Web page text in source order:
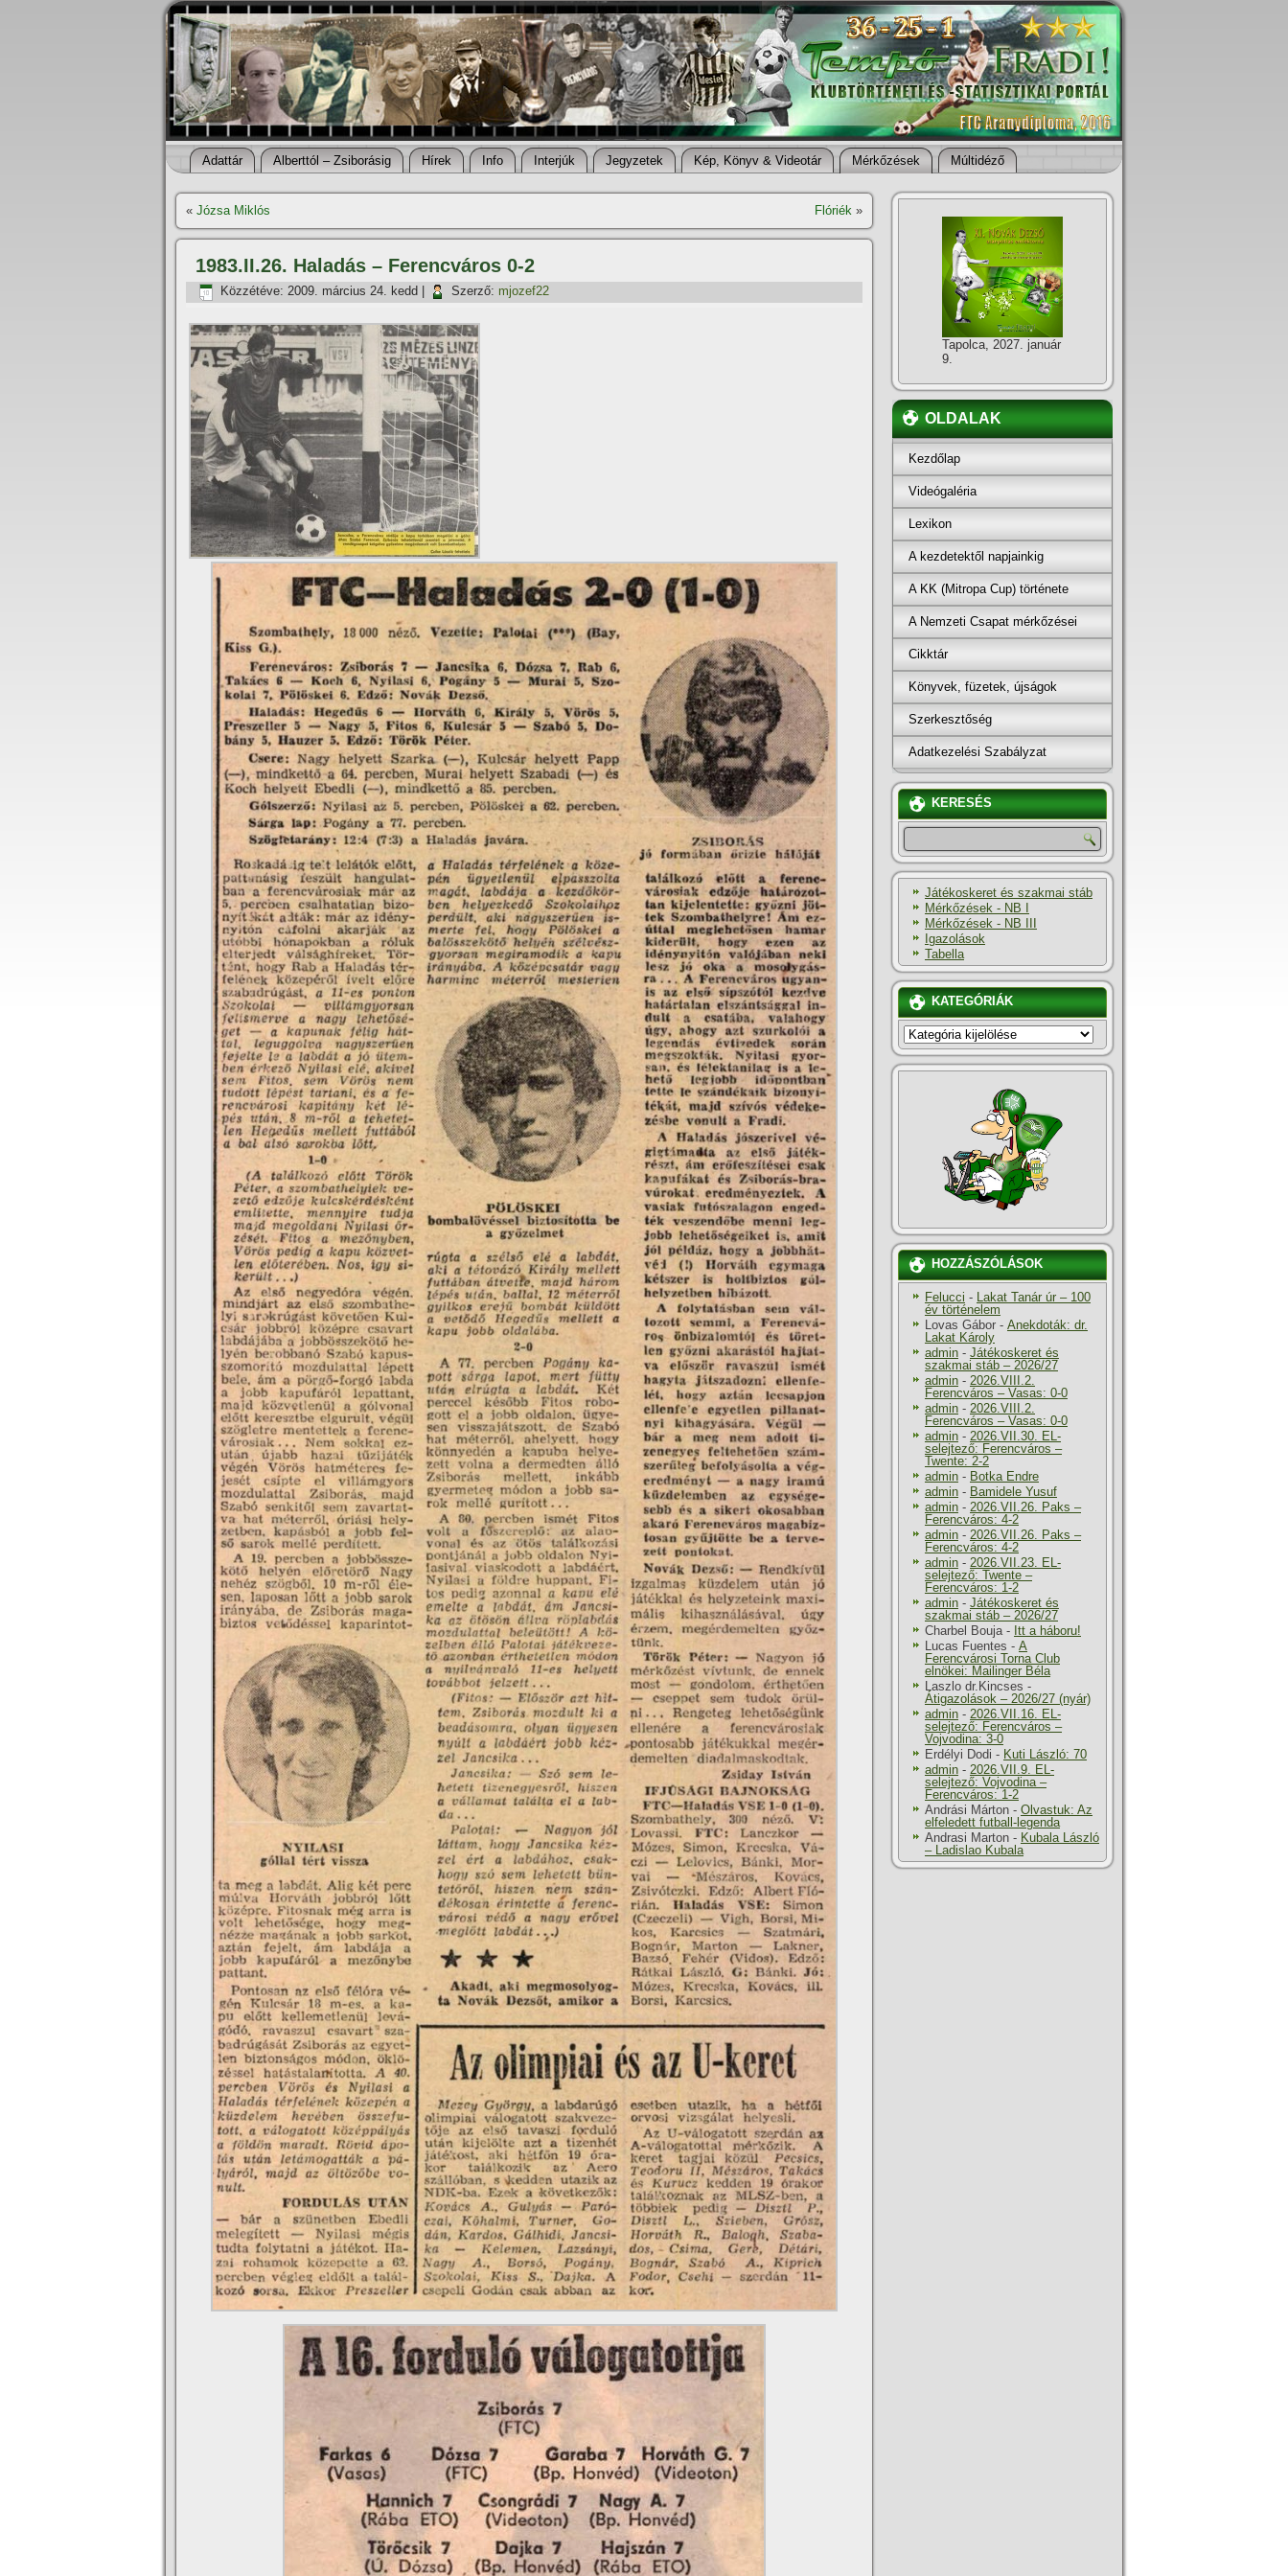
Adattár Alberttól – Zsiborásig Hí­rek Info Interjúk Jegyzetek Kép, Könyv & Videotár Mérkőzések Múltidéző
« Józsa Miklós Flóriék »
1983.II.26. Haladás – Ferencváros 0-2
Közzétéve: 2009. március 24. kedd Szerző: mjozef22
Tapolca, 2027. január
9.
OLDALAK
Kezdőlap
Videógaléria
Lexikon
A kezdetektől napjainkig
A KK (Mitropa Cup) története
A Nemzeti Csapat mérkőzései
Cikktár
Könyvek, füzetek, újságok
Szerkesztőség
Adatkezelési Szabályzat
KERESÉS
Játékoskeret és szakmai stáb
Mérkőzések - NB I
Mérkőzések - NB III
Igazolások
Tabella
KATEGÓRIÁK
KATEGÓRIÁK
HOZZÁSZÓLÁSOK
Felucci - Lakat Tanár úr – 100
év történelem
Lovas Gábor - Anekdoták: dr.
Lakat Károly
admin - Játékoskeret és
szakmai stáb – 2026/27
admin - 2026.VIII.2.
Ferencváros – Vasas: 0-0
admin - 2026.VIII.2.
Ferencváros – Vasas: 0-0
admin - 2026.VII.30. EL-
selejtező: Ferencváros –
Twente: 2-2
admin - Botka Endre
admin - Bamidele Yusuf
admin - 2026.VII.26. Paks –
Ferencváros: 4-2
admin - 2026.VII.26. Paks –
Ferencváros: 4-2
admin - 2026.VII.23. EL-
selejtező: Twente –
Ferencváros: 1-2
admin - Játékoskeret és
szakmai stáb – 2026/27
Charbel Bouja- Itt a háboru!
Lucas Fuentes - A
Ferencvárosi Torna Club
elnökei: Mailinger Béla
Laszlo dr.Kincses -
Átigazolások – 2026/27 (nyár)
admin - 2026.VII.16. EL-
selejtező: Ferencváros –
Vojvodina: 3-0
Erdélyi Dodi - Kuti László: 70
admin - 2026.VII.9. EL-
selejtező: Vojvodina –
Ferencváros: 1-2
Andrási Márton - Olvastuk: Az
elfeledett futball-legenda
Andrasi Marton - Kubala László
– Ladislao Kubala